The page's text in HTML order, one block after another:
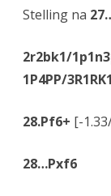
Stelling na
2r2bk1/
1P4PP/
28.Pf6+ [-
28…Pxf6